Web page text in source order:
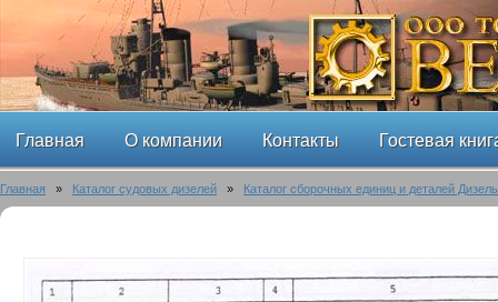
Главная О компании Контакты Гостевая
Главная » Каталог судовых дизелей » Каталог сборочных единиц и деталей